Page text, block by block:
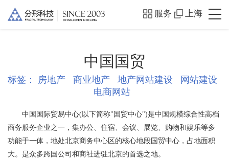
服务 上海
中国国贸
标签： 房地产 商业地产 地产网站建设
网站建设
电商网站
中国国际贸易中心(以下简称"国贸中心")是中国规模综合性高档
商务服务企业之一，集办公、住宿、会议、展览、购物和娱乐等多
功能于一体，地处北京商务中心区的核心地段国贸中心，占地面积
大。是众多跨国公司和商社进驻北京的首选之地。